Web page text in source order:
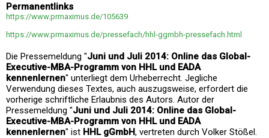
Permanentlinks
https://www.prmaximus.de/105639
https://www.prmaximus.de/pressefach/hhl-ggmbh-pressefach.html
Die Pressemeldung "Juni und Juli 2014: Online das Global-
Executive-MBA-Programm von HHL und EADA
kennenlernen" unterliegt dem Urheberrecht. Jegliche
Verwendung dieses Textes, auch auszugsweise, erfordert die
vorherige schriftliche Erlaubnis des Autors. Autor der
Pressemeldung "Juni und Juli 2014: Online das Global-
Executive-MBA-Programm von HHL und EADA
kennenlernen" ist HHL gGmbH, vertreten durch Volker Stößel.